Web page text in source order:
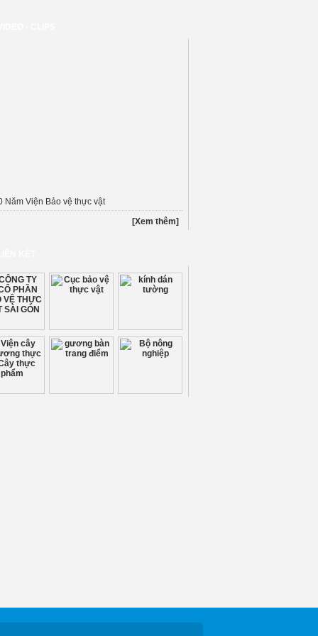
Năm Viện Bảo vệ thực vật
[Xem thêm]